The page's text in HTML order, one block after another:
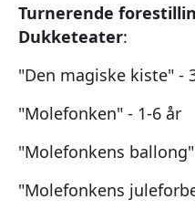
Turnerende
Dukketeater:
"Den magiske kiste" -
"Molefonken" - 1-6 år
"Molefonkens
"Molefonkens